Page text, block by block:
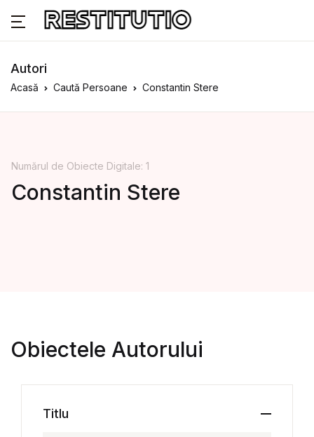
Autori
Acasă Caută Persoane Constantin Stere
Numărul de Obiecte Digitale: 1
Constantin Stere
Obiectele Autorului
Titlu